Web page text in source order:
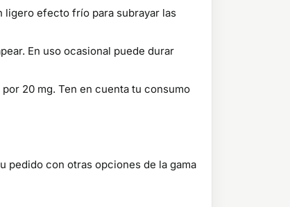
ligero efecto frío para subrayar las
En uso ocasional puede durar
20 mg. Ten en cuenta tu consumo
pedido con otras opciones de la gama